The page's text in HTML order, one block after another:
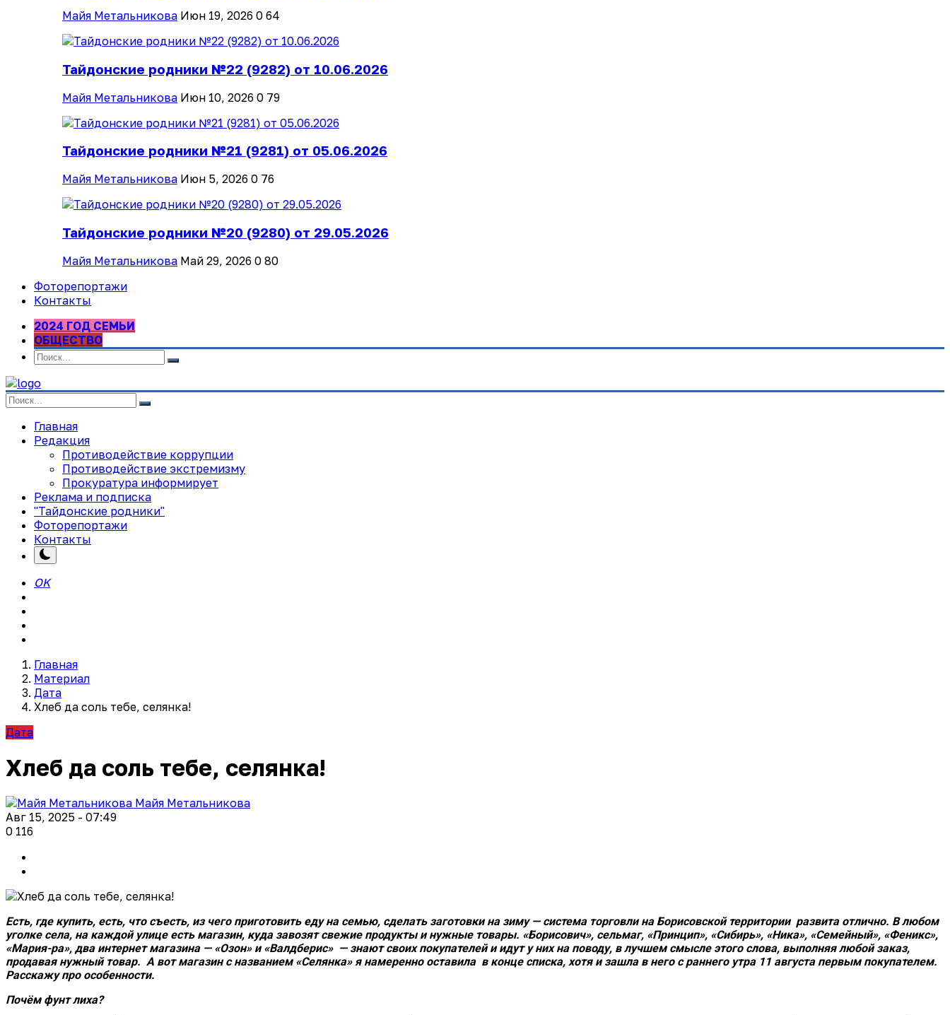
Майя Метальникова Июн 19, 2026 0 64
Тайдонские родники №22 (9282) от 10.06.2026
Майя Метальникова Июн 10, 2026 0 79
Тайдонские родники №21 (9281) от 05.06.2026
Майя Метальникова Июн 5, 2026 0 76
Тайдонские родники №20 (9280) от 29.05.2026
Майя Метальникова Май 29, 2026 0 80
Фоторепортажи
Контакты
2024 ГОД СЕМЬИ
ОБЩЕСТВО
Главная
Редакция
Противодействие коррупции
Противодействие экстремизму
Прокуратура информирует
Реклама и подписка
"Тайдонские родники"
Фоторепортажи
Контакты
OK
Главная
Материал
Дата
Хлеб да соль тебе, селянка!
Дата
Хлеб да соль тебе, селянка!
Майя Метальникова
Авг 15, 2025 - 07:49
0 116
Есть, где купить, есть, что съесть, из чего приготовить еду на семью, сделать заготовки на зиму — система торговли на Борисовской территории развита отлично. В любом
уголке села, на каждой улице есть магазин, куда завозят свежие продукты и нужные товары. «Борисович», сельмаг, «Принцип», «Сибирь», «Ника», «Семейный», «Феникс»,
«Мария-ра», два интернет магазина — «Озон» и «Валдберис» — знают своих покупателей и идут у них на поводу, в лучшем смысле этого слова, выполняя любой заказ,
продавая нужный товар. А вот магазин с названием «Селянка» я намеренно оставила в конце списка, хотя и зашла в него с раннего утра 11 августа первым покупателем.
Расскажу про особенности.
Почём фунт лиха?